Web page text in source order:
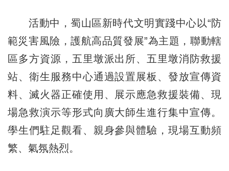
活動中，蜀山區新時代文明實踐中心以“防
範災害風險，護航高品質發展”為主題，聯動轄
區多方資源，五里墩派出所、五里墩消防救援
站、衛生服務中心通過設置展板、發放宣傳資
料、滅火器正確使用、展示應急救援裝備、現
場急救演示等形式向廣大師生進行集中宣傳。
學生們駐足觀看、親身參與體驗，現場互動頻
繁、氣氛熱烈。